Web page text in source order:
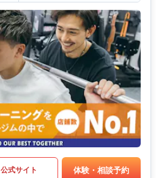
公式サイト 体験・相談予約